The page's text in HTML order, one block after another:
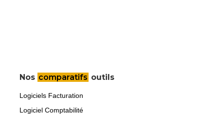
Nos comparatifs outils
Logiciels Facturation
Logiciel Comptabilité